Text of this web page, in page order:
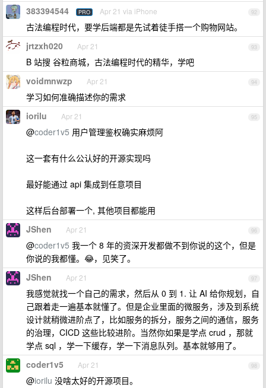
92
383394544 PRO Apr 21 via iPhone
古法编程时代，要学后端都是先试着徒手搭一个购物网站。
93
jrtzxh020 Apr 21
B 站搜 谷粒商城，古法编程时代的精华，学吧
94
voidmnwzp Apr 21
学习如何准确描述你的需求
95
iorilu Apr 21
@coder1v5 用户管理鉴权确实麻烦阿
这一套有什么公认好的开源实现吗
最好能通过 api 集成到任意项目
这样后台部署一个, 其他项目都能用
96
JShen Apr 21
@coder1v5 我一个 8 年的资深开发都做不到你说的这个，但是
你说的我都懂。😂，见笑了。
97
JShen Apr 21
我感觉就找一个自己的需求，然后从 0 到 1. 让 AI 给你规划，自
己跟着走一遍基本就懂了。但是企业里面的微服务，涉及到系统
设计就稍微进阶点了，比如服务的拆分，服务之间的通信，服务
的治理，CICD 这些比较进阶。当然你如果是学点 crud ，那就
学点 sql ，学一下缓存，学一下消息队列。基本就够用了。
98
coder1v5 Apr 21
@iorilu 没啥太好的开源项目。